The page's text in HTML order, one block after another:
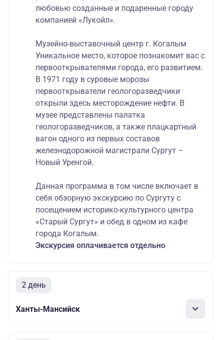
любовью созданные и подаренные городу
компанией «Лукойл».
Музейно-выставочный центр г. Когалым
Уникальное место, которое познакомит вас с
первооткрывателями города, его развитием.
В 1971 году в суровые морозы
первооткрыватели геологоразведчики
открыли здесь месторождение нефти. В
музее представлены палатка
геологоразведчиков, а также плацкартный
вагон одного из первых составов
железнодорожной магистрали Сургут –
Новый Уренгой.
Данная программа в том числе включает в
себя обзорную экскурсию по Сургуту с
посещением историко-культурного центра
«Старый Сургут» и обед в одном из кафе
города Когалым.
Экскурсия оплачивается отдельно
2 день
Ханты-Мансийск